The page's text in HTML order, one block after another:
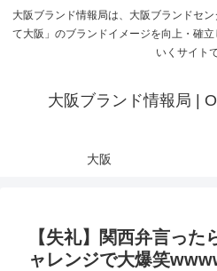
大阪ブランド情報局は、大阪ブランドセ
て大阪」のブランドイメージを向上・確
いくサイト
大阪ブランド情報局 |
大阪
【失礼】関西弁言った
ャレンジで大爆笑